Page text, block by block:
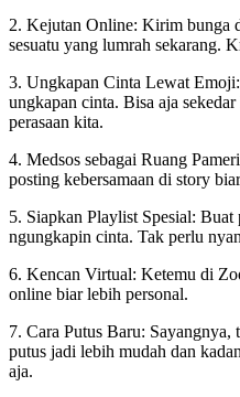
2. Kejutan Online: Kirim bunga
sesuatu yang lumrah sekarang.
3. Ungkapan Cinta Lewat
ungkapan cinta. Bisa aja
perasaan kita.
4. Medsos sebagai Ruang
posting kebersamaan di story
5. Siapkan Playlist Spesial:
ngungkapin cinta. Tak perlu
6. Kencan Virtual: Ketemu di
online biar lebih personal.
7. Cara Putus Baru:
putus jadi lebih mudah dan
aja.